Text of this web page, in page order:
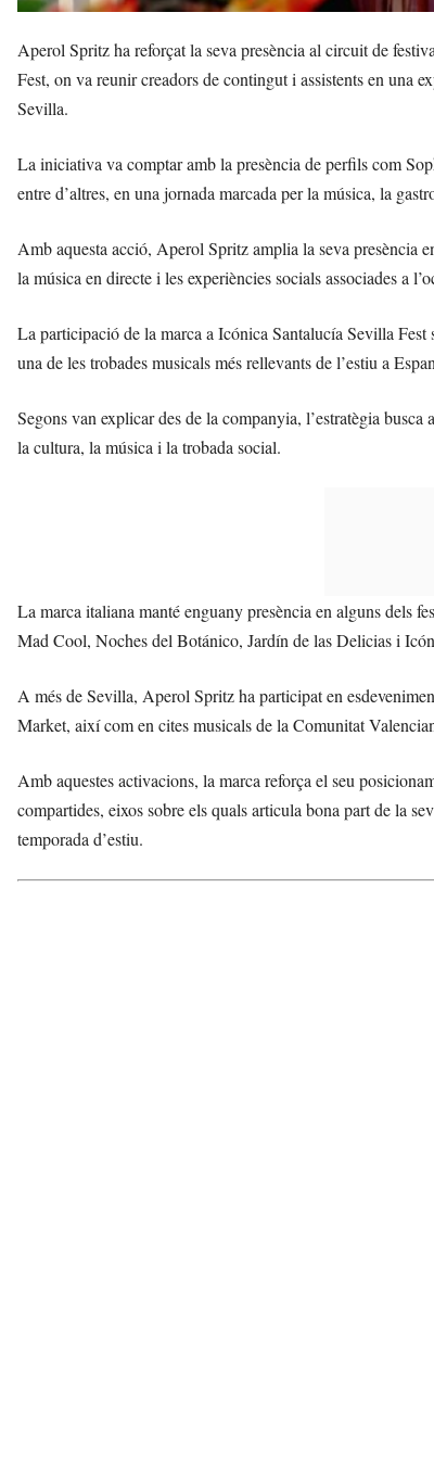
Aperol Spritz ha reforçat la seva presència al circuit de
Fest, on va reunir creadors de contingut i assistents en una
Sevilla.
La iniciativa va comptar amb la presència de perfils com
entre d’altres, en una jornada marcada per la música, la
Amb aquesta acció, Aperol Spritz amplia la seva presència
la música en directe i les experiències socials associades a
La participació de la marca a Icónica Santalucía Sevilla Fest
una de les trobades musicals més rellevants de l’estiu a
Segons van explicar des de la companyia, l’estratègia
la cultura, la música i la trobada social.
La marca italiana manté enguany presència en alguns dels
Mad Cool, Noches del Botánico, Jardín de las Delicias i
A més de Sevilla, Aperol Spritz ha participat en
Market, així com en cites musicals de la Comunitat
Amb aquestes activacions, la marca reforça el seu
compartides, eixos sobre els quals articula bona part de la
temporada d’estiu.